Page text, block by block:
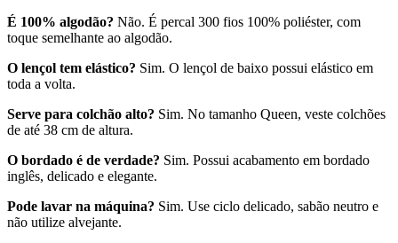
É 100% algodão? Não. É percal 300 fios 100% poliéster, com
toque semelhante ao algodão.
O lençol tem elástico? Sim. O lençol de baixo possui elástico em
toda a volta.
Serve para colchão alto? Sim. No tamanho Queen, veste colchões
de até 38 cm de altura.
O bordado é de verdade? Sim. Possui acabamento em bordado
inglês, delicado e elegante.
Pode lavar na máquina? Sim. Use ciclo delicado, sabão neutro e
não utilize alvejante.